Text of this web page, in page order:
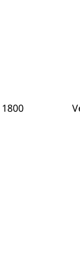
1800